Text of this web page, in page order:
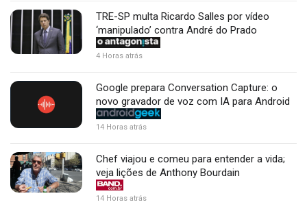
TRE-SP multa Ricardo Salles por vídeo
‘manipulado’ contra André do Prado
4 Horas atrás
Google prepara Conversation Capture: o
novo gravador de voz com IA para Android
14 Horas atrás
Chef viajou e comeu para entender a vida;
veja lições de Anthony Bourdain
14 Horas atrás